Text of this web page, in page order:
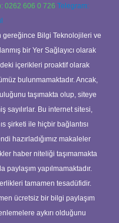
0262 606 0 726 Telegram:
gereğince Bilgi Teknolojileri ve
bir Yer Sağlayıcı olarak
içerikleri proaktif olarak
bulunmamaktadır. Ancak,
taşımakta olup, siteye
sayılırlar. Bu internet sitesi,
şirketi ile hiçbir bağlantısı
hazırladığımız makaleler
haber niteliği taşımamakta
paylaşım yapılmamaktadır.
tamamen tesadüfidir.
ücretsiz bir bilgi paylaşım
aykırı olduğunu